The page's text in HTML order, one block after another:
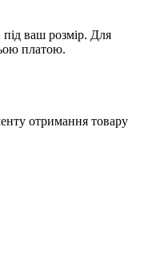
ваш розмір. Для
платою.
отримання товару